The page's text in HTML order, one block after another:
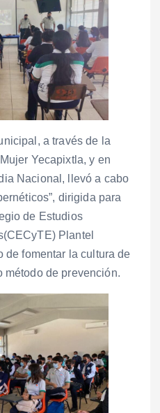
a través de la
Yecapixtla, y en
Nacional, llevó a cabo
dirigida para
de Estudios
Plantel
de fomentar la cultura de
método de prevención.